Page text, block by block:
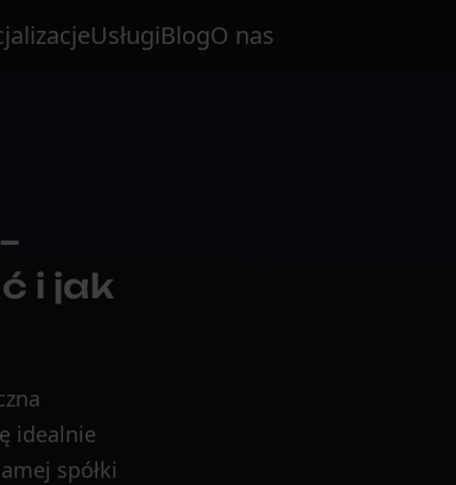
UsługiBlogO nas
i jak
idealnie
spółki